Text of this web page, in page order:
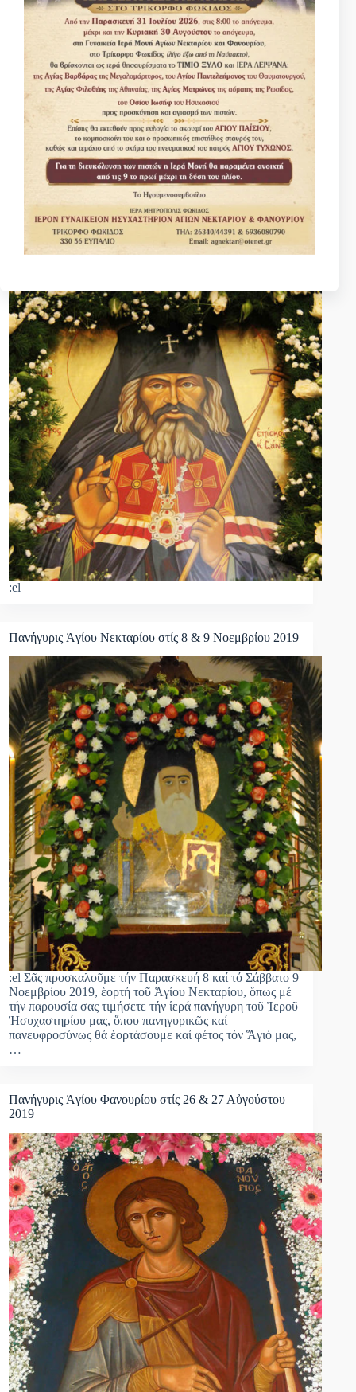
Διώξε τη λέπρα από πάνω σου. Μια από τις πιο γνωστές
παραβολές που διαβάζουμε στην Καινή Διαθήκη είναι η
θεραπεία των δέκα λεπρών. Αν μελετήσουμε προσεχτικά
το συγκεκριμένο χωρίο από το Ευαγγέλιο του Αποστόλου
Λουκά θα βρούμε πολλά ωφέλιμα διδάγματα…
Πανήγυρις Ἁγίου Ἰωάννου Μαξίμοβιτς τοῦ
Θαυματουργοῦ 1 & 2 Ἰουλίου 2020
:el
Πανήγυρις Ἁγίου Νεκταρίου στίς 8 & 9 Νοεμβρίου 2019
:el Σᾶς προσκαλοῦμε τήν Παρασκευή 8 καί τό Σάββατο 9
Νοεμβρίου 2019, ἑορτή τοῦ Ἁγίου Νεκταρίου, ὅπως μέ
τήν παρουσία σας τιμήσετε τήν ἱερά πανήγυρη τοῦ Ἱεροῦ
Ἡσυχαστηρίου μας, ὅπου πανηγυρικῶς καί
πανευφροσύνως θά ἑορτάσουμε καί φέτος τόν Ἅγιό μας,
…
Πανήγυρις Ἁγίου Φανουρίου στίς 26 & 27 Αὐγούστου
2019